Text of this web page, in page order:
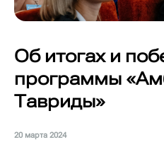
Об итогах и
программы
Тавриды»
20 марта 2024